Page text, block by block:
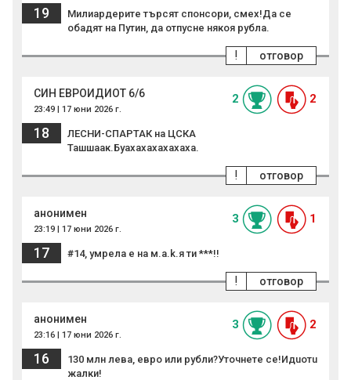
19
Милиардерите търсят спонсори, смех!Да се
обадят на Путин, да отпусне някоя рубла.
отговор
!
СИН ЕВРОИДИОТ 6/6
23:49 | 17 юни 2026 г.
2 2
18
ЛЕСНИ-СПАРТАК на ЦСКА
Ташшаак.Буахахахахахаха.
отговор
!
анонимен
23:19 | 17 юни 2026 г.
3 1
17 #14, умрела е на м.a.k.я ти ***!!
отговор
!
анонимен
23:16 | 17 юни 2026 г.
3 2
16
130 млн лева, евро или рубли?Уточнете се!Идuoтu
жалки!